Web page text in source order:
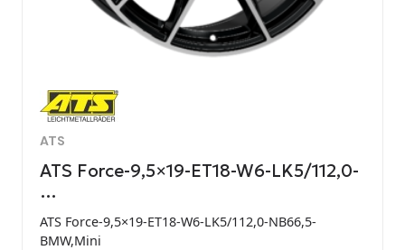
ATS
ATS Force-9,5×19-ET18-W6-LK5/112,0-
…
ATS Force-9,5×19-ET18-W6-LK5/112,0-NB66,5-
BMW,Mini